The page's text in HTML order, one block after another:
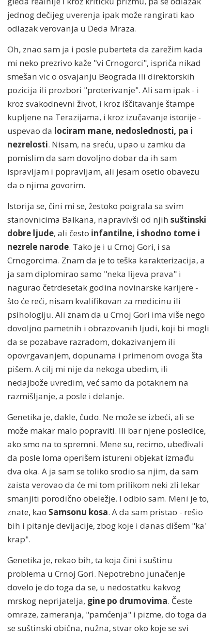
jednog dečijeg uverenja ipak može rangirati kao
odlazak verovanja u Deda Mraza.
Oh, znao sam ja i posle puberteta da zarežim kada
mi neko prezrivo kaže "vi Crnogorci", ispriča nikad
smešan vic o osvajanju Beograda ili direktorskih
pozicija ili prozbori "proterivanje". Ali sam ipak - i
kroz svakodnevni život, i kroz iščitavanje štampe
kupljene na Terazijama, i kroz izučavanje istorije -
uspevao da lociram mane, nedoslednosti, pa i
nezrelosti. Nisam, na sreću, upao u zamku da
pomislim da sam dovoljno dobar da ih sam
ispravljam i popravljam, ali jesam osetio obavezu
da o njima govorim.
Istorija se, čini mi se, žestoko poigrala sa svim
stanovnicima Balkana, napravivši od njih suštinski
dobre ljude, ali često infantilne, i shodno tome i
nezrele narode. Tako je i u Crnoj Gori, i sa
Crnogorcima. Znam da je to teška karakterizacija, a
ja sam diplomirao samo "neka lijeva prava" i
nagurao četrdesetak godina novinarske karijere -
što će reći, nisam kvalifikovan za medicinu ili
psihologiju. Ali znam da u Crnoj Gori ima više nego
dovoljno pametnih i obrazovanih ljudi, koji bi mogli
da se pozabave razradom, dokazivanjem ili
opovrgavanjem, dopunama i primenom ovoga šta
pišem. A cilj mi nije da nekoga ubedim, ili
nedajbože uvredim, već samo da potaknem na
razmišljanje, a posle i delanje.
Genetika je, dakle, čudo. Ne može se izbeći, ali se
može makar malo popraviti. Ili bar njene posledice,
ako smo na to spremni. Mene su, recimo, ubeđivali
da posle loma operišem istureni objekat izmađu
dva oka. A ja sam se toliko srodio sa njim, da sam
zaista verovao da će mi tom prilikom neki zli lekar
smanjiti porodično obeležje. I odbio sam. Meni je to,
znate, kao Samsonu kosa. A da sam pristao - rešio
bih i pitanje devijacije, zbog koje i danas dišem "ka'
krap".
Genetika je, rekao bih, ta koja čini i suštinu
problema u Crnoj Gori. Nepotrebno junačenje
dovelo je do toga da se, u nedostatku kakvog
mrskog neprijatelja, gine po drumovima. Česte
omraze, zameranja, "pamćenja" i pizme, do toga da
se suštinski obična, nužna, stvar oko koje se svi